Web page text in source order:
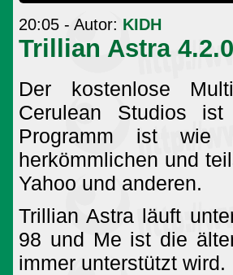
20:05 - Autor: KIDH
Trillian Astra
Der kostenlose
Cerulean Studios
Programm ist wie
herkömmlichen und
Yahoo und anderen.
Trillian Astra läuft
98 und Me ist die
immer unterstützt wird.